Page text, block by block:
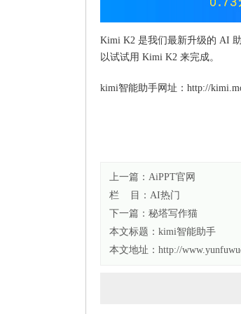
Kimi K2 是我们最新升级的 AI
以试试用 Kimi K2 来完成。
kimi智能助手网址：http://
上一篇： AiPPT官网
栏 目： AI热门
下一篇： 秘塔写作猫
本文标题： kimi智能助手
本文地址：http://